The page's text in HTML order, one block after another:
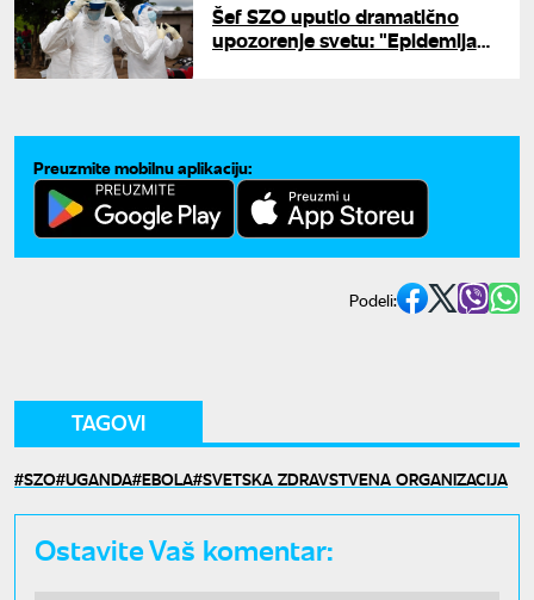
Šef SZO uputio dramatično
upozorenje svetu: "Epidemija
Preuzmite mobilnu aplikaciju:
Podeli:
TAGOVI
SZO UGANDA EBOLA SVETSKA ZDRAVSTVENA ORGANIZACIJA
Ostavite Vaš komentar: